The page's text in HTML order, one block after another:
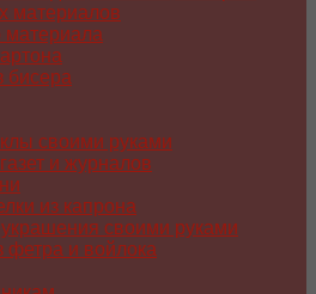
материалов
материала
бисера
своими руками
и журналов
из капрона
своими руками
фетра и войлока